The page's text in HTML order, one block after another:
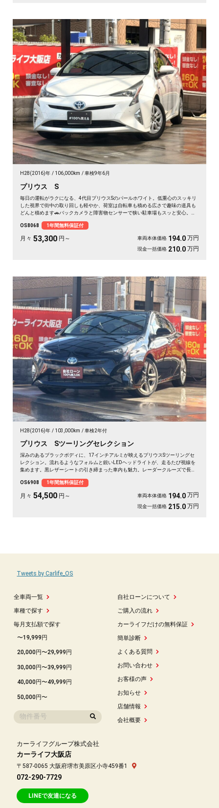
H28(2016)年 106,000km 車検9年6月
プリウス S
毎日の運転がラクになる、4代目プリウスSのパールホワイト。低重心のスッキリ
した視界で街中の取り回しも軽やか、荷室は自転車も積める広さで趣味の道具も
どんと積めます🚗バックカメラと障害物センサーで狭い駐車場もスッと安心。ビ
ングドライブも心強い一台。走行距離も程よく状態良好です。安心の《1年保証
付》✨
OS8068 1年間無料保証付
月々 53,300 円～ 車両本体価格 194.0 万円
現金一括価格 210.0 万円
H28(2016)年 103,000km 車検2年付
プリウス Sツーリングセレクション
深みのあるブラックボディに、17インチアルミが映えるプリウスSツーリングセ
レクション。流れるようなフォルムと鋭いLEDヘッドライトが、走るたび視線を
集めます。黒レザーシートの引き締まった車内も魅力。レーダークルーズで長距
気ままにドライブ、そんな時間が似合う一台🚗✨💎💺。乗るほど愛着がわく相棒
です《1年保証付》😎
OS6908 1年間無料保証付
月々 54,500 円～ 車両本体価格 194.0 万円
現金一括価格 215.0 万円
全車両一覧
車種で探す
毎月支払額で探す
〜19,999円
20,000円〜29,999円
30,000円〜39,999円
40,000円〜49,999円
50,000円〜
自社ローンについて
ご購入の流れ
カーライフだけの無料保証
簡単診断
よくある質問
お問い合わせ
お客様の声
お知らせ
店舗情報
会社概要
Tweets by Carlife_OS
カーライフグループ株式会社
カーライフ大阪店
〒587-0065 大阪府堺市美原区小寺459番1
072-290-7729
LINEで友達になる